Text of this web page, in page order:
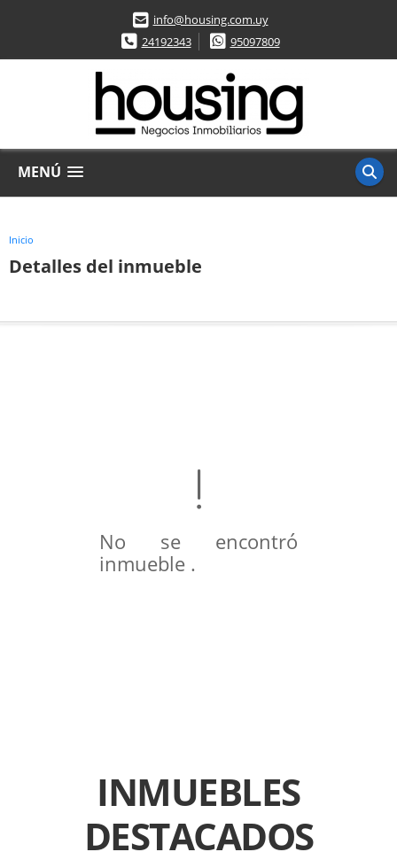
info@housing.com.uy
24192343
95097809
MENÚ
Inicio
Detalles del inmueble
No se encontró
inmueble .
INMUEBLES
DESTACADOS